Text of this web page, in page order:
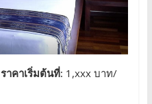
ราคาเริ่มต้นที่: 1,xxx บาท/